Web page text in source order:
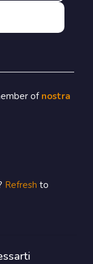
of nostra
Refresh to